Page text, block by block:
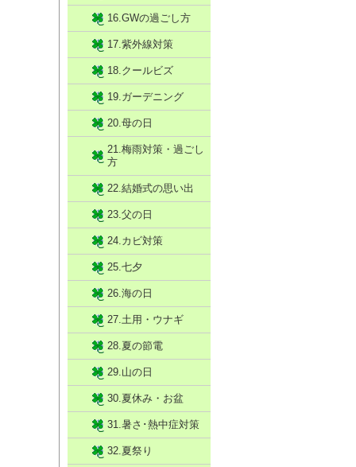
16.GWの過ごし方
17.紫外線対策
18.クールビズ
19.ガーデニング
20.母の日
21.梅雨対策・過ごし
方
22.結婚式の思い出
23.父の日
24.カビ対策
25.七夕
26.海の日
27.土用・ウナギ
28.夏の節電
29.山の日
30.夏休み・お盆
31.暑さ･熱中症対策
32.夏祭り